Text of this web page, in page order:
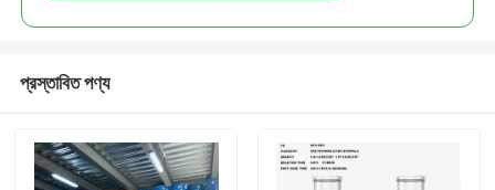
প্রস্তাবিত পণ্য